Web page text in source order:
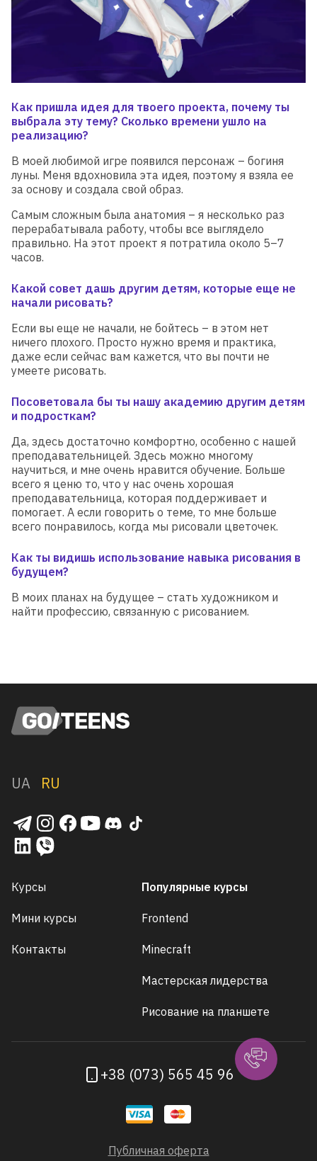
Как пришла идея для твоего проекта, почему ты
выбрала эту тему? Сколько времени ушло на
реализацию?
В моей любимой игре появился персонаж – богиня
луны. Меня вдохновила эта идея, поэтому я взяла ее
за основу и создала свой образ.
Самым сложным была анатомия – я несколько раз
перерабатывала работу, чтобы все выглядело
правильно. На этот проект я потратила около 5–7
часов.
Какой совет дашь другим детям, которые еще не
начали рисовать?
Если вы еще не начали, не бойтесь – в этом нет
ничего плохого. Просто нужно время и практика,
даже если сейчас вам кажется, что вы почти не
умеете рисовать.
Посоветовала бы ты нашу академию другим детям
и подросткам?
Да, здесь достаточно комфортно, особенно с нашей
преподавательницей. Здесь можно многому
научиться, и мне очень нравится обучение. Больше
всего я ценю то, что у нас очень хорошая
преподавательница, которая поддерживает и
помогает. А если говорить о теме, то мне больше
всего понравилось, когда мы рисовали цветочек.
Как ты видишь использование навыка рисования в
будущем?
В моих планах на будущее – стать художником и
найти профессию, связанную с рисованием.
UA RU
Курсы
Мини курсы
Контакты
Популярные курсы
Frontend
Minecraft
Мастерская лидерства
Рисование на планшете
+38 (073) 565 45 96
Публичная оферта